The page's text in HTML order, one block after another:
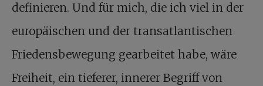
definieren. Und für mich, die ich viel in der
europäischen und der transatlantischen
Friedensbewegung gearbeitet habe, wäre
Freiheit, ein tieferer, innerer Begriff von